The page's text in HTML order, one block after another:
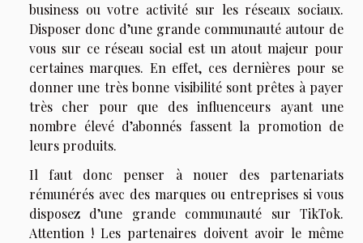
business ou votre activité sur les réseaux sociaux.
Disposer donc d’une grande communauté autour de
vous sur ce réseau social est un atout majeur pour
certaines marques. En effet, ces dernières pour se
donner une très bonne visibilité sont prêtes à payer
très cher pour que des influenceurs ayant une
nombre élevé d’abonnés fassent la promotion de
leurs produits.
Il faut donc penser à nouer des partenariats
rémunérés avec des marques ou entreprises si vous
disposez d’une grande communauté sur TikTok.
Attention ! Les partenaires doivent avoir le même